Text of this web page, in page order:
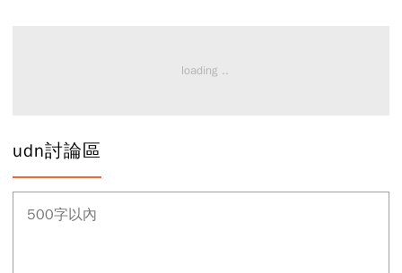
udn討論區